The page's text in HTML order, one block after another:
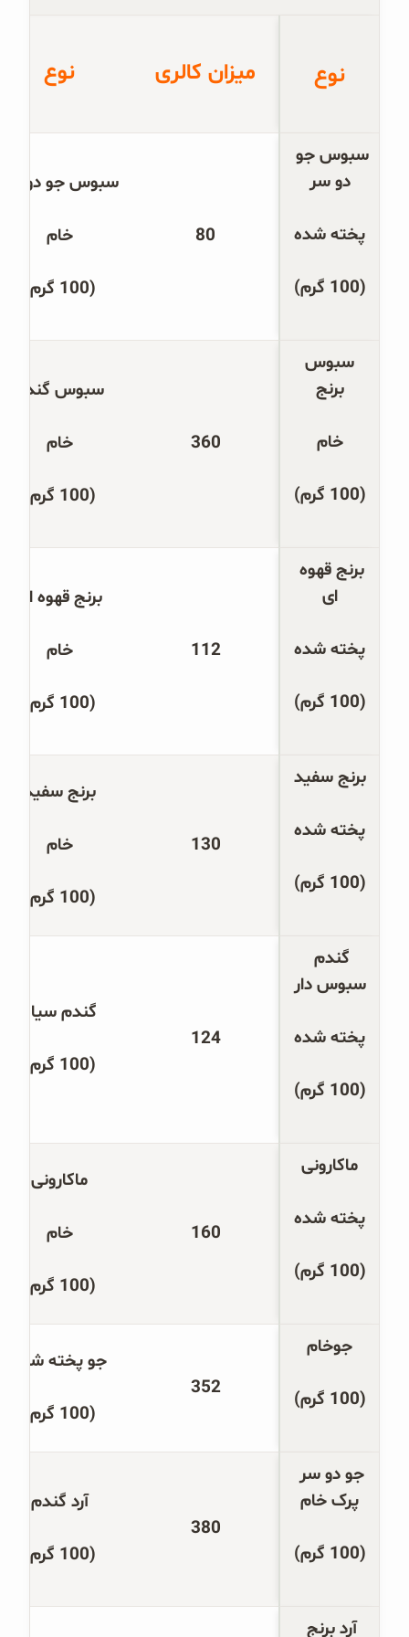
صبحانه و میان وعده
پک سلامتی OAB
نوع میزان کالری نوع
دو سر
پخته شده
(100 گرم)
80
سبوس جو دو سر
خام
(100 گرم)
برنج
خام
(100 گرم)
360
سبوس گندم
خام
(100 گرم)
ای
پخته شده
(100 گرم)
112
برنج قهوه ای
خام
(100 گرم)
برنج سفید
پخته شده
(100 گرم)
130
برنج سفید
خام
(100 گرم)
سبوس دار
پخته شده
(100 گرم)
124
گندم سیاه
(100 گرم)
ماکارونی
پخته شده
(100 گرم)
160
ماکارونی
خام
(100 گرم)
جوخام
(100 گرم)
352
جو پخته شده
(100 گرم)
پرک خام
(100 گرم)
380
آرد گندم
(100 گرم)